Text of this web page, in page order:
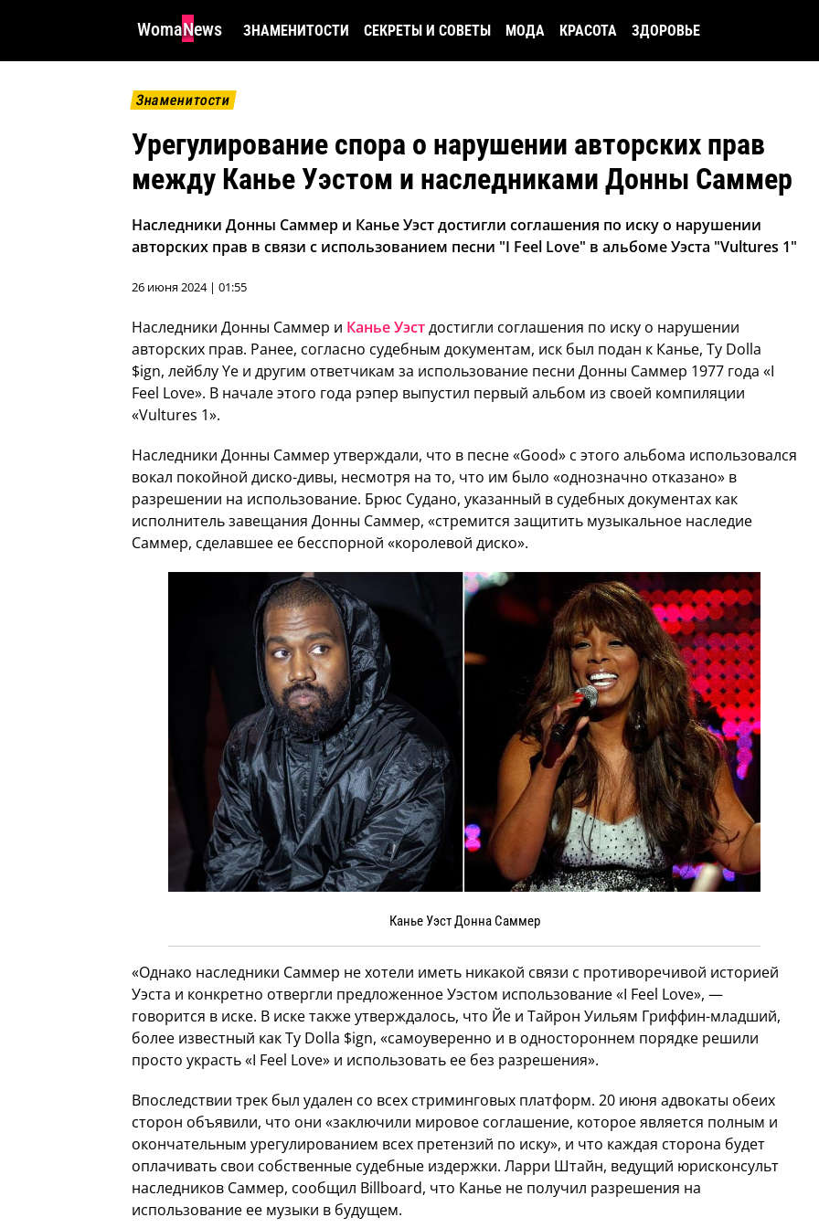
WomaNews ЗНАМЕНИТОСТИ СЕКРЕТЫ И СОВЕТЫ МОДА КРАСОТА ЗДОРОВЬЕ
Знаменитости
Урегулирование спора о нарушении авторских прав
между Канье Уэстом и наследниками Донны Саммер
Наследники Донны Саммер и Канье Уэст достигли соглашения по иску о нарушении
авторских прав в связи с использованием песни "I Feel Love" в альбоме Уэста "Vultures 1"
26 июня 2024 | 01:55
Наследники Донны Саммер и Канье Уэстдостигли соглашения по иску о нарушении
авторских прав. Ранее, согласно судебным документам, иск был подан к Канье, Ty Dolla
$ign, лейблу Ye и другим ответчикам за использование песни Донны Саммер 1977 года «I
Feel Love». В начале этого года рэпер выпустил первый альбом из своей компиляции
«Vultures 1».
Наследники Донны Саммер утверждали, что в песне «Good» с этого альбома использовался
вокал покойной диско-дивы, несмотря на то, что им было «однозначно отказано» в
разрешении на использование. Брюс Судано, указанный в судебных документах как
исполнитель завещания Донны Саммер, «стремится защитить музыкальное наследие
Саммер, сделавшее ее бесспорной «королевой диско».
Канье Уэст Донна Саммер
«Однако наследники Саммер не хотели иметь никакой связи с противоречивой историей
Уэста и конкретно отвергли предложенное Уэстом использование «I Feel Love», —
говорится в иске. В иске также утверждалось, что Йе и Тайрон Уильям Гриффин-младший,
более известный как Ty Dolla $ign, «самоуверенно и в одностороннем порядке решили
просто украсть «I Feel Love» и использовать ее без разрешения».
Впоследствии трек был удален со всех стриминговых платформ. 20 июня адвокаты обеих
сторон объявили, что они «заключили мировое соглашение, которое является полным и
окончательным урегулированием всех претензий по иску», и что каждая сторона будет
оплачивать свои собственные судебные издержки. Ларри Штайн, ведущий юрисконсульт
наследников Саммер, сообщил Billboard, что Канье не получил разрешения на
использование ее музыки в будущем.